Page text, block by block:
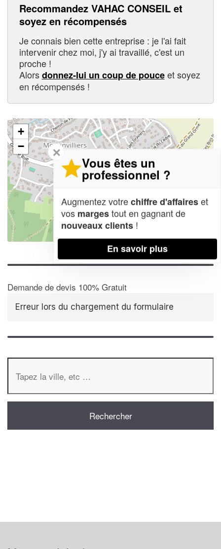
Recommandez VAHAC CONSEIL et
soyez en récompensés
Je connais bien cette entreprise : je l'ai fait
intervenir chez moi, j'y ai travaillé, c'est un
proche !
Alorsdonnez-lui un coup de pouceet soyez
en récompensés !
+
−
Leaflet| Map data ©OpenStreetMap contributors,CC-BY-SA
Demande de devis 100% Gratuit
Erreur lors du chargement du formulaire
✕
Vous êtes un
professionnel ?
Augmentez votrechiffre d'affaireset
vos margestout en gagnant de
nouveaux clients !
En savoir plus